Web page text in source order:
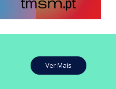
Ver Mais